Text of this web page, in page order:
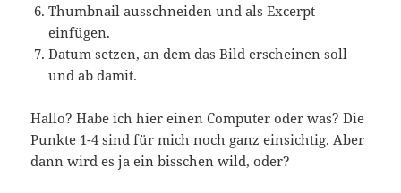
Thumbnail ausschneiden und als Excerpt
einfügen.
Datum setzen, an dem das Bild erscheinen soll
und ab damit.
Hallo? Habe ich hier einen Computer oder was? Die
Punkte 1-4 sind für mich noch ganz einsichtig. Aber
dann wird es ja ein bisschen wild, oder?